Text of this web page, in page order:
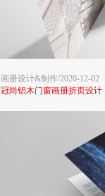
画册设计&制作/2020-12-02
冠尚铝木门窗画册折页设计